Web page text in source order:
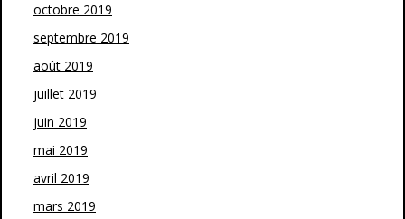
octobre 2019
septembre 2019
août 2019
juillet 2019
juin 2019
mai 2019
avril 2019
mars 2019